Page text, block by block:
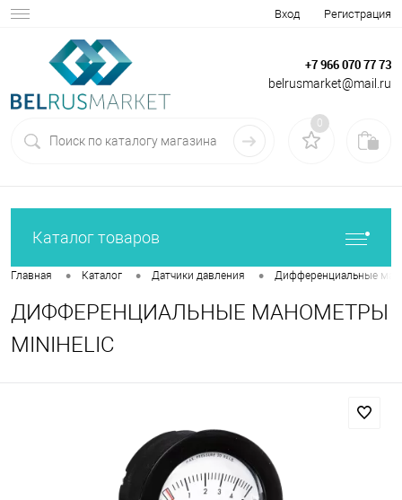
Вход Регистрация
+7 966 070 77 73
belrusmarket@mail.ru
0
Каталог товаров
Главная • Каталог • Датчики давления • Дифференциальные
ДИФФЕРЕНЦИАЛЬНЫЕ МАНОМЕТРЫ
MINIHELIC